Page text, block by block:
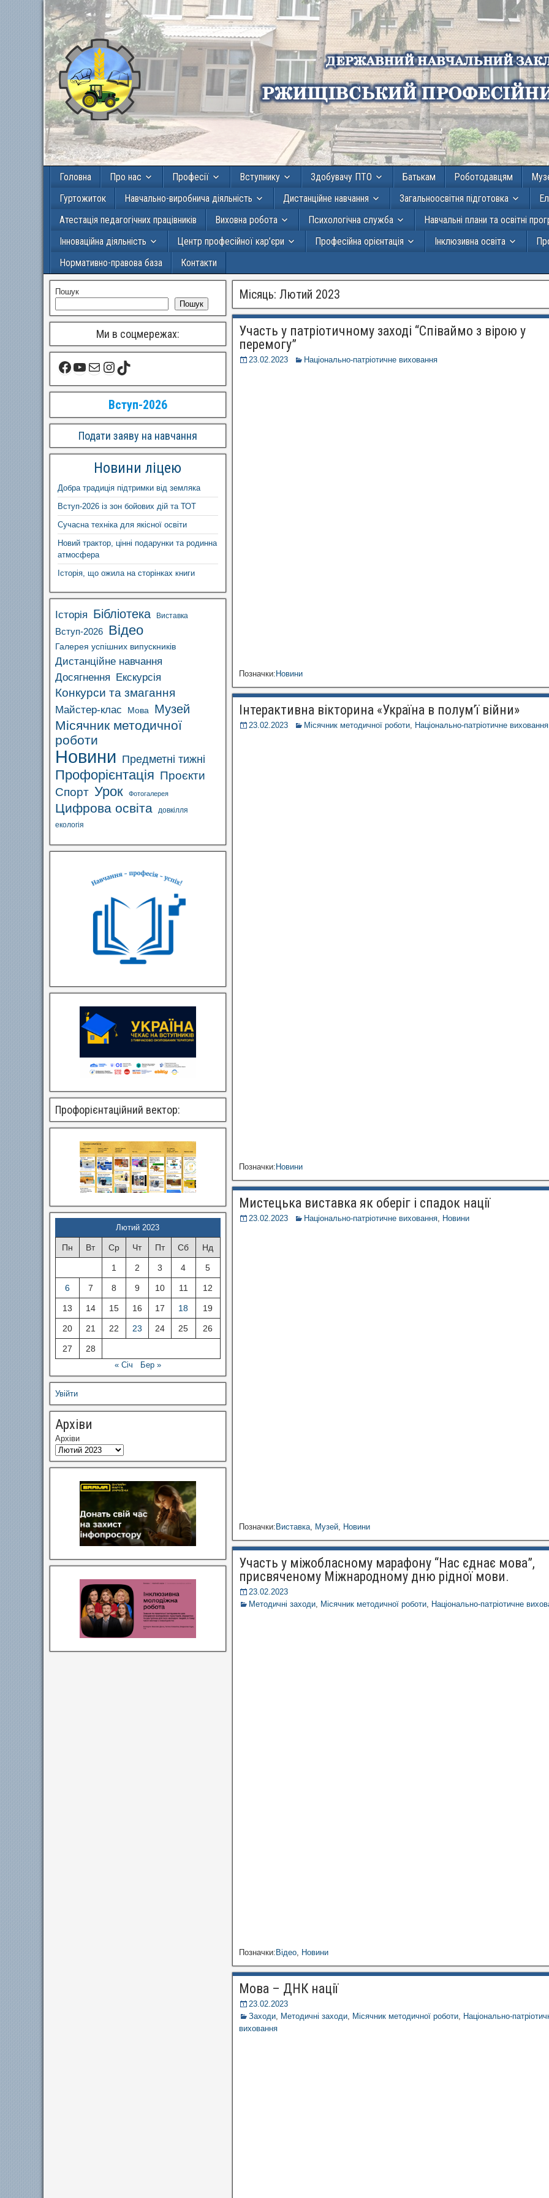
Головна Про нас Професії Вступнику Здобувачу ПТО Батькам Роботодавцям
Гуртожиток
Навчально-виробнича діяльність Дистанційне навчання Загальноосвітня підготовка
Атестація педагогічних працівників
Виховна робота Психологічна служба
Навчальні плани та освітні
Інноваційна діяльність
Центр професійної кар’єри Професійна орієнтація Інклюзивна освіта
Нормативно-правова база
Контакти
Місяць: Лютий 2023
Участь у патріотичному заході “Співаймо з вірою у
перемогу”
23.02.2023 Національно-патріотичне виховання
Позначки: Новини
Інтерактивна вікторина «Україна в полум’ї війни»
23.02.2023 Місячник методичної роботи, Національно-патріотичне виховання
Позначки: Новини
Мистецька виставка як оберіг і спадок нації
23.02.2023 Національно-патріотичне виховання, Новини
Позначки: Виставка, Музей, Новини
Участь у міжобласному марафону “Нас єднає мова”,
присвяченому Міжнародному дню рідної мови.
23.02.2023
Методичні заходи, Місячник методичної роботи, Національно-патріотичне
Позначки: Відео, Новини
Мова – ДНК нації
23.02.2023
Заходи, Методичні заходи, Місячник методичної роботи, Національно-
виховання
Пошук
Пошук
Ми в соцмережах:
Вступ-2026
Подати заяву на навчання
Новини ліцею
Добра традиція підтримки від земляка
Вступ-2026 із зон бойових дій та ТОТ
Сучасна техніка для якісної освіти
Новий трактор, цінні подарунки та родинна
атмосфера
Історія, що ожила на сторінках книги
Історія Бібліотека Виставка
Вступ-2026 Відео
Галерея успішних випускників
Дистанційне навчання
Досягнення Екскурсія
Конкурси та змагання
Майстер-клас Мова Музей
Місячник методичної
роботи
Новини Предметні тижні
Профорієнтація Проєкти
Спорт Урок Фотогалерея
Цифрова освіта
довкілля
екологія
Профорієнтаційний вектор:
Лютий 2023
Пн Вт Ср Чт Пт Сб Нд
1 2 3 4 5
6 7 8 9 10 11 12
13 14 15 16 17 18 19
20 21 22 23 24 25 26
27 28
« Січ Бер »
Увійти
Архіви
Архіви